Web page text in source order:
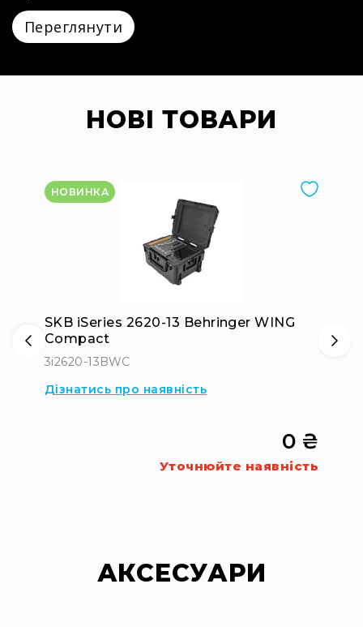
Переглянути
НОВІ ТОВАРИ
НОВИНКА
SKB iSeries 2620-13 Behringer WING
Compact
3i2620-13BWC
Дізнатись про наявність
Уточнюйте наявність
0 ₴
АКСЕСУАРИ